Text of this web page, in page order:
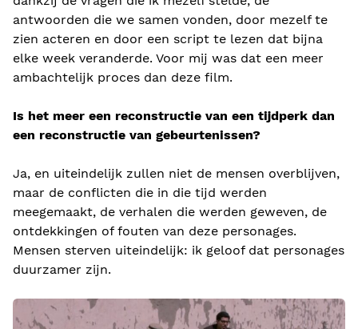
antwoorden die we samen vonden, door mezelf te
zien acteren en door een script te lezen dat bijna
elke week veranderde. Voor mij was dat een meer
ambachtelijk proces dan deze film.
Is het meer een reconstructie van een tijdperk dan
een reconstructie van gebeurtenissen?
Ja, en uiteindelijk zullen niet de mensen overblijven,
maar de conflicten die in die tijd werden
meegemaakt, de verhalen die werden geweven, de
ontdekkingen of fouten van deze personages.
Mensen sterven uiteindelijk: ik geloof dat personages
duurzamer zijn.